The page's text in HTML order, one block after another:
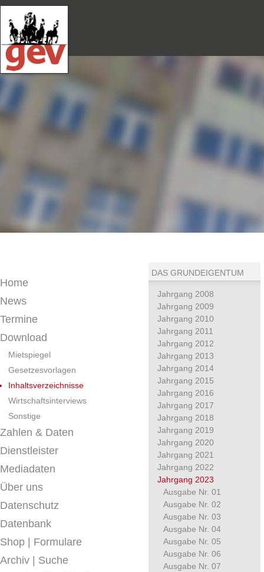
Home
News
Termine
Download
Mietspiegel
Gesetzesvorlagen
Inhaltsverzeichnisse
Wirtschaftsinterviews
Sonstige
Zahlen & Daten
Dienstleister
Mediadaten
Über uns
Datenschutz
Datenbank
Shop | Formulare
Archiv | Suche
DAS GRUNDEIGENTUM
Jahrgang 2008
Jahrgang 2009
Jahrgang 2010
Jahrgang 2011
Jahrgang 2012
Jahrgang 2013
Jahrgang 2014
Jahrgang 2015
Jahrgang 2016
Jahrgang 2017
Jahrgang 2018
Jahrgang 2019
Jahrgang 2020
Jahrgang 2021
Jahrgang 2022
Jahrgang 2023
Ausgabe Nr. 01
Ausgabe Nr. 02
Ausgabe Nr. 03
Ausgabe Nr. 04
Ausgabe Nr. 05
Ausgabe Nr. 06
Ausgabe Nr. 07